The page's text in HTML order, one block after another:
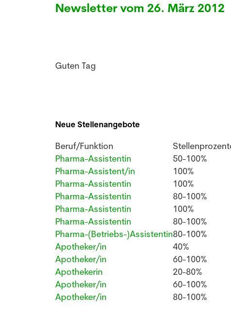
Newsletter vom 26. März 2012
Guten Tag
Neue Stellenangebote
Beruf/Funktion
Pharma-Assistentin
50-100%
Pharma-Assistent/in
100%
Pharma-Assistentin
100%
Pharma-Assistentin
80-100%
Pharma-Assistentin
100%
Pharma-Assistentin
80-100%
Pharma-(Betriebs-)Assistentin80-100%
Apotheker/in
40%
Apotheker/in
60-100%
Apothekerin
20-80%
Apotheker/in
60-100%
Apotheker/in
80-100%